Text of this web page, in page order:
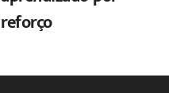
reforço